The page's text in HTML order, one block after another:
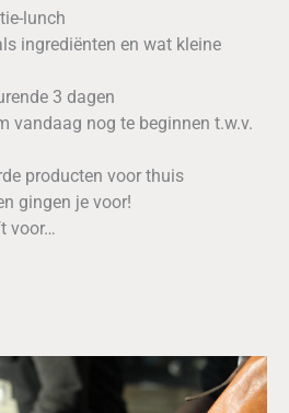
lunch
ingrediënten en wat kleine
3 dagen
vandaag nog te beginnen t.w.v.
producten voor thuis
gingen je voor!
voor…